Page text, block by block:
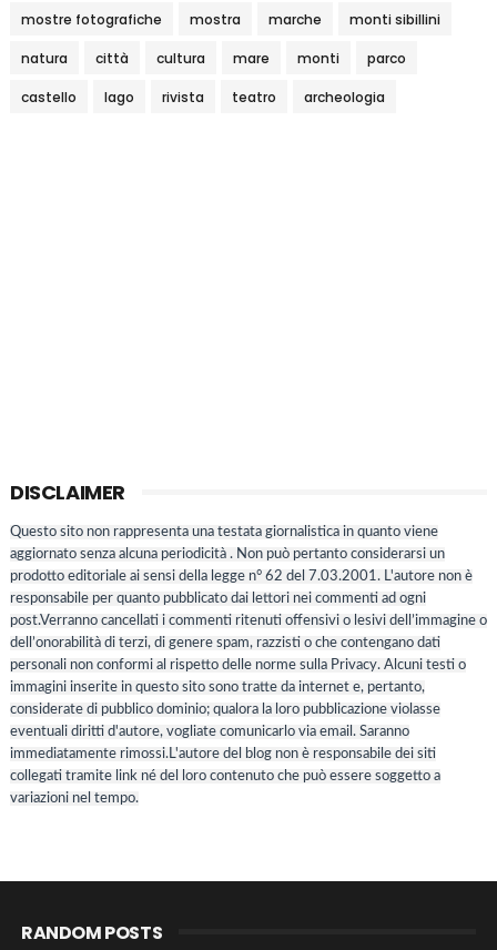
mostre fotografiche mostra marche monti sibillini
natura città cultura mare monti parco
castello lago rivista teatro archeologia
DISCLAIMER
Questo sito non rappresenta una testata giornalistica in quanto viene
aggiornato senza alcuna periodicità . Non può pertanto considerarsi un
prodotto editoriale ai sensi della legge n° 62 del 7.03.2001. L'autore non è
responsabile per quanto pubblicato dai lettori nei commenti ad ogni
post.Verranno cancellati i commenti ritenuti offensivi o lesivi dell’immagine o
dell’onorabilità di terzi, di genere spam, razzisti o che contengano dati
personali non conformi al rispetto delle norme sulla Privacy. Alcuni testi o
immagini inserite in questo sito sono tratte da internet e, pertanto,
considerate di pubblico dominio; qualora la loro pubblicazione violasse
eventuali diritti d'autore, vogliate comunicarlo via email. Saranno
immediatamente rimossi.L'autore del blog non è responsabile dei siti
collegati tramite link né del loro contenuto che può essere soggetto a
variazioni nel tempo.
RANDOM POSTS